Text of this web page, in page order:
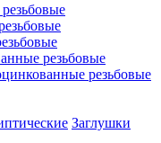
резьбовые
резьбовые
Заглушки